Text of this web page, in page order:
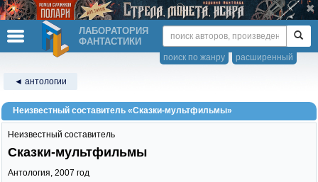
ЛАБОРАТОРИЯ
ФАНТАСТИКИ
расширенный
поиск по жанру
◄ антологии
Неизвестный составитель «Сказки-мультфильмы»
Неизвестный составитель
Сказки-мультфильмы
Антология, 2007 год